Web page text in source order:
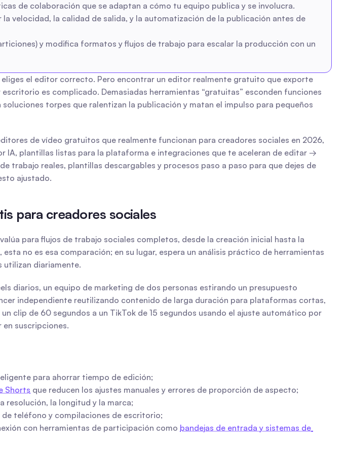
de colaboración que se adaptan a cómo tu equipo publica y se involucra.
velocidad, la calidad de salida, y la automatización de la publicación antes de
y modifica formatos y flujos de trabajo para escalar la producción con un
el editor correcto. Pero encontrar un editor realmente gratuito que exporte
es complicado. Demasiadas herramientas “gratuitas” esconden funciones
torpes que ralentizan la publicación y matan el impulso para pequeños
de vídeo gratuitos que realmente funcionan para creadores sociales en 2026,
plantillas listas para la plataforma e integraciones que te aceleran de editar →
trabajo reales, plantillas descargables y procesos paso a paso para que dejes de
ajustado.
para creadores sociales
para flujos de trabajo sociales completos, desde la creación inicial hasta la
no es esa comparación; en su lugar, espera un análisis práctico de herramientas
utilizan diariamente.
diarios, un equipo de marketing de dos personas estirando un presupuesto
independiente reutilizando contenido de larga duración para plataformas cortas,
clip de 60 segundos a un TikTok de 15 segundos usando el ajuste automático por
suscripciones.
para ahorrar tiempo de edición;
Shorts que reducen los ajustes manuales y errores de proporción de aspecto;
resolución, la longitud y la marca;
teléfono y compilaciones de escritorio;
con herramientas de participación como bandejas de entrada y sistemas de